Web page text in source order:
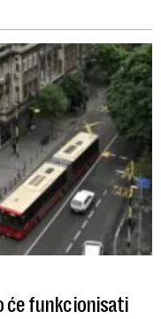
će funkcionisati